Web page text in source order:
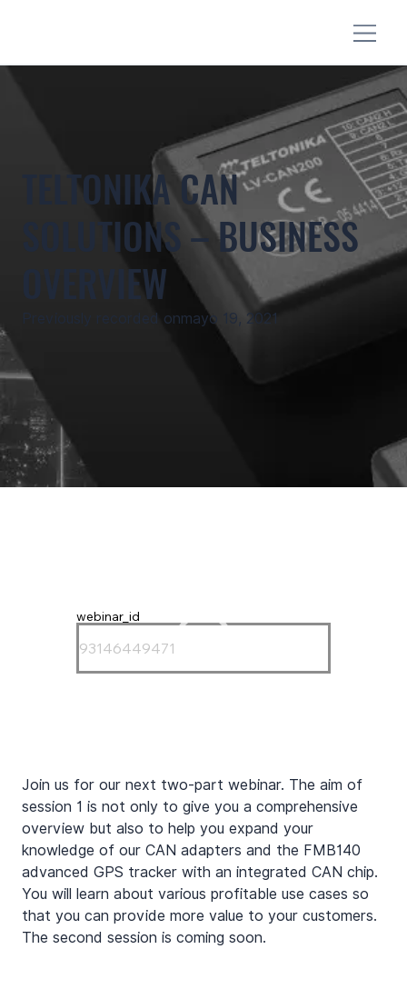
TELTONIKA CAN
SOLUTIONS – BUSINESS
OVERVIEW
Previously recorded onmayo 19, 2021
Join us for our next two-part webinar. The aim of
session 1 is not only to give you a comprehensive
overview but also to help you expand your
knowledge of our CAN adapters and the FMB140
advanced GPS tracker with an integrated CAN chip.
You will learn about various profitable use cases so
that you can provide more value to your customers.
The second session is coming soon.
webinar_id